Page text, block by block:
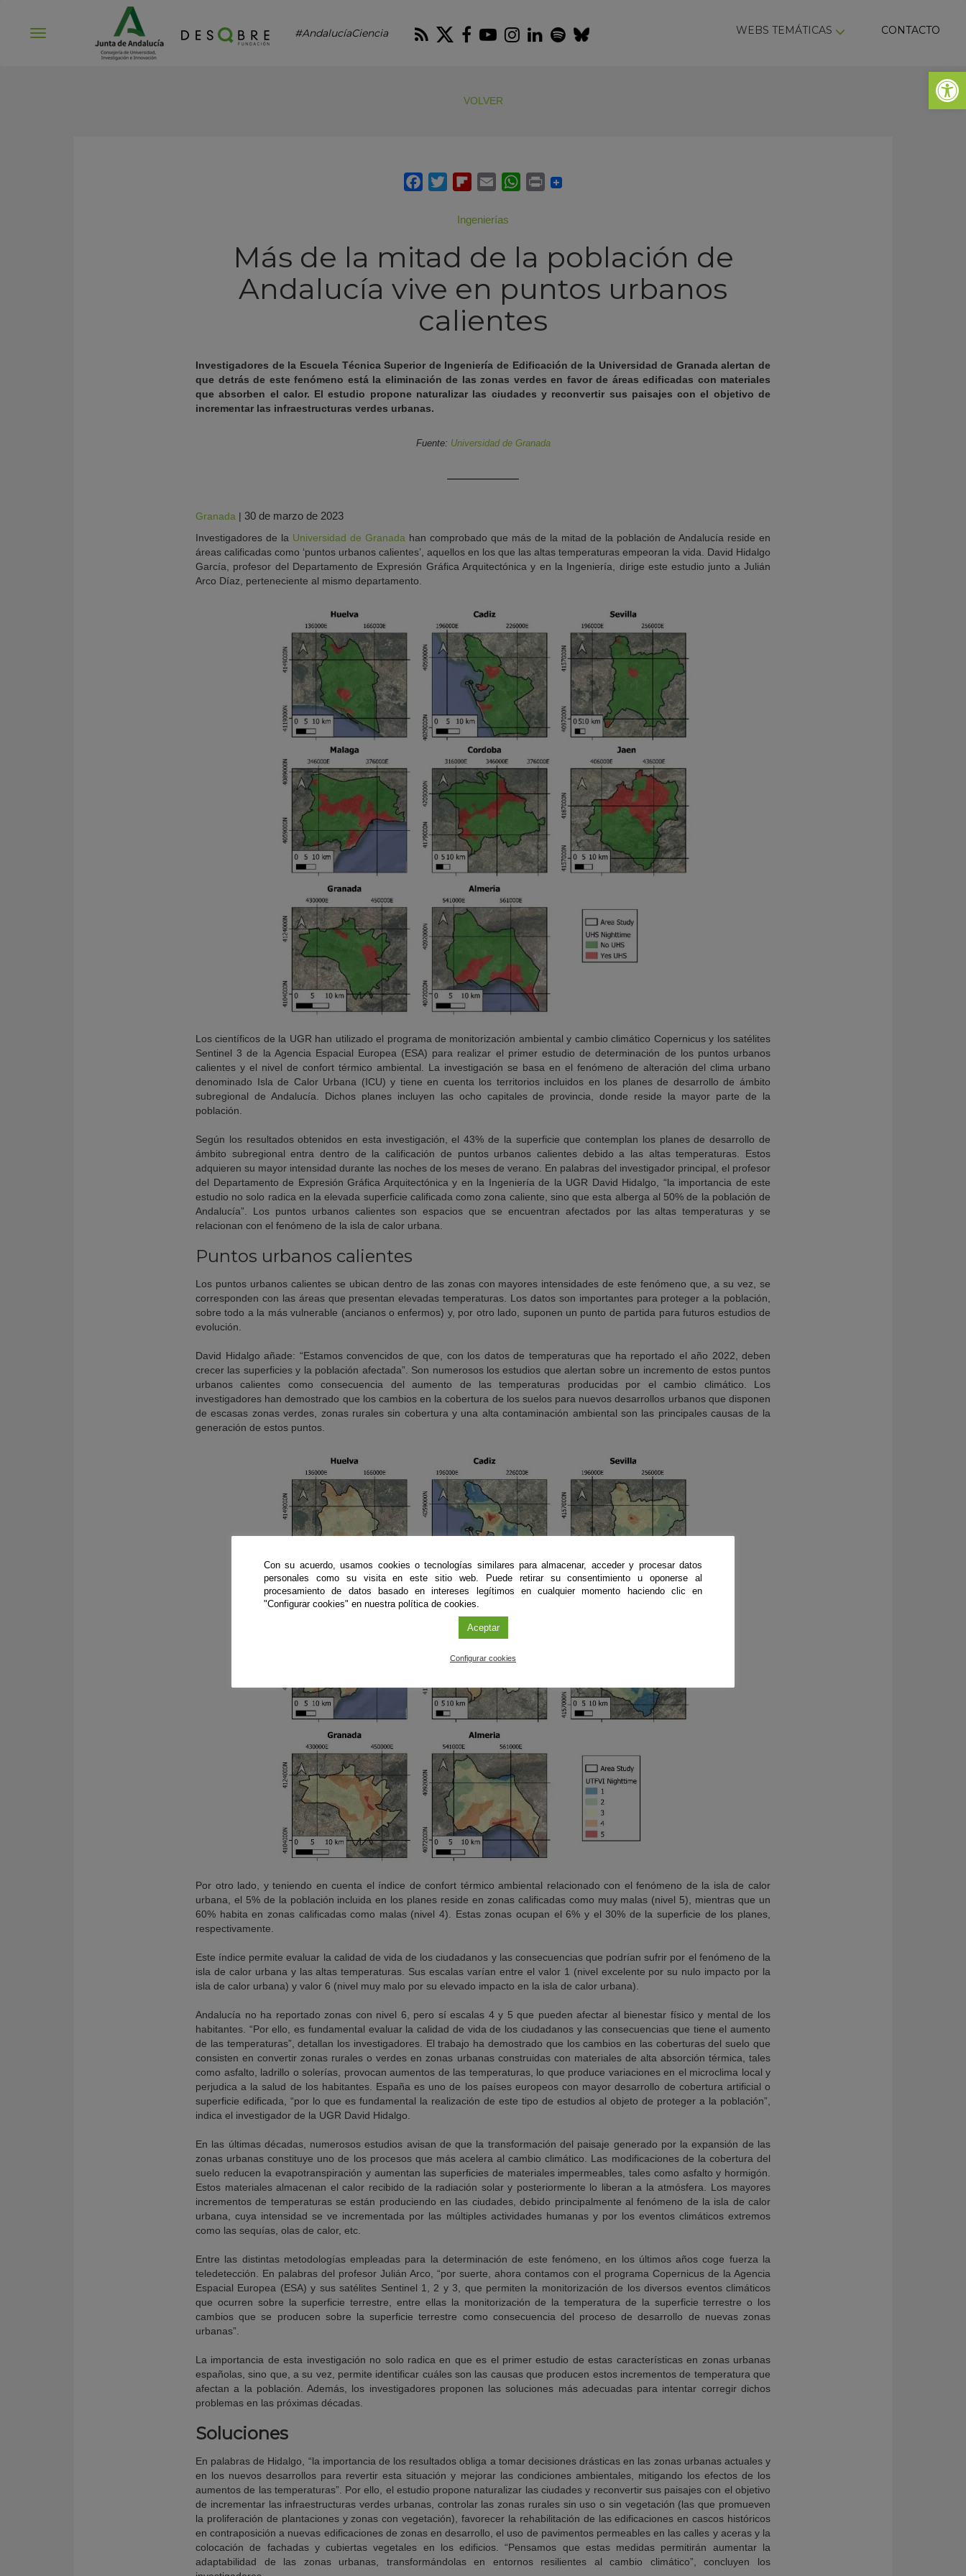
Abrir
#AndalucíaCiencia RSS Twitter
Facebook
Youtube
Instagram
LinkedIn
Spotify
Bluesky WEBS TEMÁTICAS CONTACTO
VOLVER
Ingenierías
Más de la mitad de la población de
Andalucía vive en puntos urbanos
calientes
Investigadores de la Escuela Técnica Superior de Ingeniería de Edificación de la Universidad de Granada alertan de
que detrás de este fenómeno está la eliminación de las zonas verdes en favor de áreas edificadas con materiales
que absorben el calor. El estudio propone naturalizar las ciudades y reconvertir sus paisajes con el objetivo de
incrementar las infraestructuras verdes urbanas.
Fuente: Universidad de Granada
Granada | 30 de marzo de 2023
Investigadores de la Universidad de Granada han comprobado que más de la mitad de la población de Andalucía reside en
áreas calificadas como ‘puntos urbanos calientes’, aquellos en los que las altas temperaturas empeoran la vida. David Hidalgo
García, profesor del Departamento de Expresión Gráfica Arquitectónica y en la Ingeniería, dirige este estudio junto a Julián
Arco Díaz, perteneciente al mismo departamento.
Los científicos de la UGR han utilizado el programa de monitorización ambiental y cambio climático Copernicus y los satélites
Sentinel 3 de la Agencia Espacial Europea (ESA) para realizar el primer estudio de determinación de los puntos urbanos
calientes y el nivel de confort térmico ambiental. La investigación se basa en el fenómeno de alteración del clima urbano
denominado Isla de Calor Urbana (ICU) y tiene en cuenta los territorios incluidos en los planes de desarrollo de ámbito
subregional de Andalucía. Dichos planes incluyen las ocho capitales de provincia, donde reside la mayor parte de la
población.
Según los resultados obtenidos en esta investigación, el 43% de la superficie que contemplan los planes de desarrollo de
ámbito subregional entra dentro de la calificación de puntos urbanos calientes debido a las altas temperaturas. Estos
adquieren su mayor intensidad durante las noches de los meses de verano. En palabras del investigador principal, el profesor
del Departamento de Expresión Gráfica Arquitectónica y en la Ingeniería de la UGR David Hidalgo, “la importancia de este
estudio no solo radica en la elevada superficie calificada como zona caliente, sino que esta alberga al 50% de la población de
Andalucía”. Los puntos urbanos calientes son espacios que se encuentran afectados por las altas temperaturas y se
relacionan con el fenómeno de la isla de calor urbana.
Puntos urbanos calientes
Los puntos urbanos calientes se ubican dentro de las zonas con mayores intensidades de este fenómeno que, a su vez, se
corresponden con las áreas que presentan elevadas temperaturas. Los datos son importantes para proteger a la población,
sobre todo a la más vulnerable (ancianos o enfermos) y, por otro lado, suponen un punto de partida para futuros estudios de
evolución.
David Hidalgo añade: “Estamos convencidos de que, con los datos de temperaturas que ha reportado el año 2022, deben
crecer las superficies y la población afectada”. Son numerosos los estudios que alertan sobre un incremento de estos puntos
urbanos calientes como consecuencia del aumento de las temperaturas producidas por el cambio climático. Los
investigadores han demostrado que los cambios en la cobertura de los suelos para nuevos desarrollos urbanos que disponen
de escasas zonas verdes, zonas rurales sin cobertura y una alta contaminación ambiental son las principales causas de la
generación de estos puntos.
Por otro lado, y teniendo en cuenta el índice de confort térmico ambiental relacionado con el fenómeno de la isla de calor
urbana, el 5% de la población incluida en los planes reside en zonas calificadas como muy malas (nivel 5), mientras que un
60% habita en zonas calificadas como malas (nivel 4). Estas zonas ocupan el 6% y el 30% de la superficie de los planes,
respectivamente.
Este índice permite evaluar la calidad de vida de los ciudadanos y las consecuencias que podrían sufrir por el fenómeno de la
isla de calor urbana y las altas temperaturas. Sus escalas varían entre el valor 1 (nivel excelente por su nulo impacto por la
isla de calor urbana) y valor 6 (nivel muy malo por su elevado impacto en la isla de calor urbana).
Andalucía no ha reportado zonas con nivel 6, pero sí escalas 4 y 5 que pueden afectar al bienestar físico y mental de los
habitantes. “Por ello, es fundamental evaluar la calidad de vida de los ciudadanos y las consecuencias que tiene el aumento
de las temperaturas”, detallan los investigadores. El trabajo ha demostrado que los cambios en las coberturas del suelo que
consisten en convertir zonas rurales o verdes en zonas urbanas construidas con materiales de alta absorción térmica, tales
como asfalto, ladrillo o solerías, provocan aumentos de las temperaturas, lo que produce variaciones en el microclima local y
perjudica a la salud de los habitantes. España es uno de los países europeos con mayor desarrollo de cobertura artificial o
superficie edificada, “por lo que es fundamental la realización de este tipo de estudios al objeto de proteger a la población”,
indica el investigador de la UGR David Hidalgo.
En las últimas décadas, numerosos estudios avisan de que la transformación del paisaje generado por la expansión de las
zonas urbanas constituye uno de los procesos que más acelera al cambio climático. Las modificaciones de la cobertura del
suelo reducen la evapotranspiración y aumentan las superficies de materiales impermeables, tales como asfalto y hormigón.
Estos materiales almacenan el calor recibido de la radiación solar y posteriormente lo liberan a la atmósfera. Los mayores
incrementos de temperaturas se están produciendo en las ciudades, debido principalmente al fenómeno de la isla de calor
urbana, cuya intensidad se ve incrementada por las múltiples actividades humanas y por los eventos climáticos extremos
como las sequías, olas de calor, etc.
Entre las distintas metodologías empleadas para la determinación de este fenómeno, en los últimos años coge fuerza la
teledetección. En palabras del profesor Julián Arco, “por suerte, ahora contamos con el programa Copernicus de la Agencia
Espacial Europea (ESA) y sus satélites Sentinel 1, 2 y 3, que permiten la monitorización de los diversos eventos climáticos
que ocurren sobre la superficie terrestre, entre ellas la monitorización de la temperatura de la superficie terrestre o los
cambios que se producen sobre la superficie terrestre como consecuencia del proceso de desarrollo de nuevas zonas
urbanas”.
La importancia de esta investigación no solo radica en que es el primer estudio de estas características en zonas urbanas
españolas, sino que, a su vez, permite identificar cuáles son las causas que producen estos incrementos de temperatura que
afectan a la población. Además, los investigadores proponen las soluciones más adecuadas para intentar corregir dichos
problemas en las próximas décadas.
Soluciones
En palabras de Hidalgo, “la importancia de los resultados obliga a tomar decisiones drásticas en las zonas urbanas actuales y
en los nuevos desarrollos para revertir esta situación y mejorar las condiciones ambientales, mitigando los efectos de los
aumentos de las temperaturas”. Por ello, el estudio propone naturalizar las ciudades y reconvertir sus paisajes con el objetivo
de incrementar las infraestructuras verdes urbanas, controlar las zonas rurales sin uso o sin vegetación (las que promueven
la proliferación de plantaciones y zonas con vegetación), favorecer la rehabilitación de las edificaciones en cascos históricos
en contraposición a nuevas edificaciones de zonas en desarrollo, el uso de pavimentos permeables en las calles y aceras y la
colocación de fachadas y cubiertas vegetales en los edificios. “Pensamos que estas medidas permitirán aumentar la
adaptabilidad de las zonas urbanas, transformándolas en entornos resilientes al cambio climático”, concluyen los
Con su acuerdo, usamos cookies o tecnologías similares para almacenar, acceder y procesar datos
personales como su visita en este sitio web. Puede retirar su consentimiento u oponerse al
procesamiento de datos basado en intereses legítimos en cualquier momento haciendo clic en
"Configurar cookies" en nuestra política de cookies.
Aceptar
Configurar cookies